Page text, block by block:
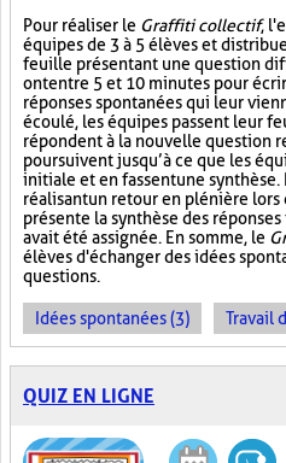
Pour réaliser le Graffiti collectif,
équipes de 3 à 5 élèves et
feuille présentant une question
ont entre 5 et 10 minutes pour
réponses spontanées qui leur
écoulé, les équipes passent leur
répondent à la nouvelle question
poursuivent jusqu’à ce que les
initiale et en fassent une
réalisant un retour en plénière
présente la synthèse des
avait été assignée. En somme, le
élèves d'échanger des idées
questions.
Idées spontanées (3) Travail
QUIZ EN LIGNE